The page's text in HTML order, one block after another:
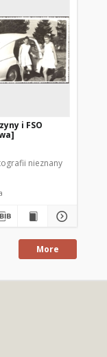
i FSO
nieznany
More